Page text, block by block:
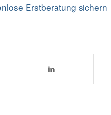
Erstberatung sichern